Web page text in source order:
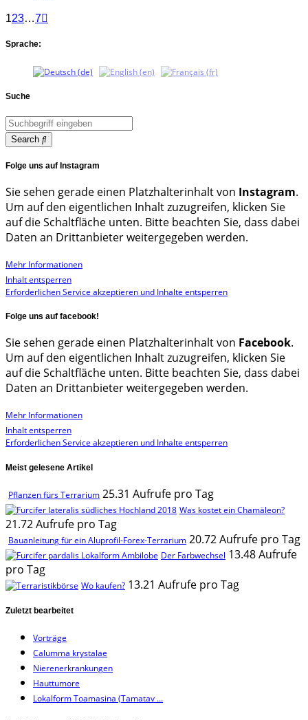
123…7
Sprache:
Suche
Search
Folge uns auf Instagram
Sie sehen gerade einen Platzhalterinhalt von Instagram.
Um auf den eigentlichen Inhalt zuzugreifen, klicken Sie
auf die Schaltfläche unten. Bitte beachten Sie, dass dabei
Daten an Drittanbieter weitergegeben werden.
Mehr Informationen
Inhalt entsperren
Erforderlichen Service akzeptieren und Inhalte entsperren
Folge uns auf facebook!
Sie sehen gerade einen Platzhalterinhalt von Facebook.
Um auf den eigentlichen Inhalt zuzugreifen, klicken Sie
auf die Schaltfläche unten. Bitte beachten Sie, dass dabei
Daten an Drittanbieter weitergegeben werden.
Mehr Informationen
Inhalt entsperren
Erforderlichen Service akzeptieren und Inhalte entsperren
Meist gelesene Artikel
Pflanzen fürs Terrarium 25.31 Aufrufe pro Tag
Was kostet ein Chamäleon?
21.72 Aufrufe pro Tag
Bauanleitung für ein Aluprofil-Forex-Terrarium 20.72 Aufrufe pro Tag
Der Farbwechsel 13.48 Aufrufe
pro Tag
Wo kaufen? 13.21 Aufrufe pro Tag
Zuletzt bearbeitet
Vorträge
Calumma krystalae
Nierenerkrankungen
Hauttumore
Lokalform Toamasina (Tamatav ...